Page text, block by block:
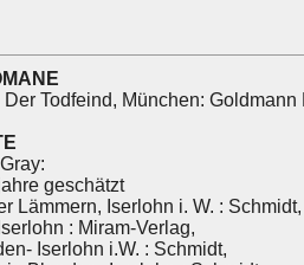
Der Todfeind, München: Goldmann
geschätzt
Lämmern, Iserlohn i. W. : Schmidt,
: Miram-Verlag,
Iserlohn i.W. : Schmidt,